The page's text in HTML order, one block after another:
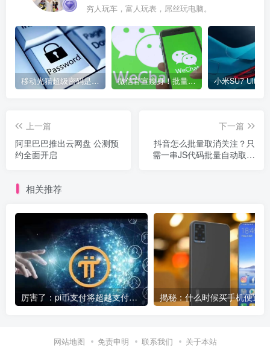
穷人玩车，富人玩表，屌丝玩电脑。
移动光猫超级密码是多少？移动光猫超级管理员后台账号与密码 微信官宣瘦身！批量清理原图新功能来了 安卓、iOS均可使用
上一篇
阿里巴巴推出云网盘 公测预
约全面开启
下一篇
抖音怎么批量取消关注？只
需一串JS代码批量自动取消
相关推荐
厉害了：pi币支付将超越支付宝微信成为全球第一大支付平台
网站地图 免责申明 联系我们 关于本站